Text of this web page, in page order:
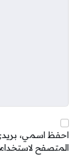
احفظ اسمي، بريدي
المتصفح